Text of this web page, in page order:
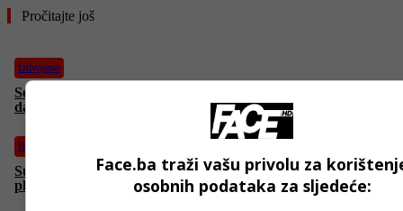
Pročitajte još
Izdvojeno
Severina povodom smrti Halida Bešlića: “Malo je, malo
dana…”
BiH
Sutra u Sarajevu okupljanje u čast Halida Bešlića: “Da
plačemo i pjevamo…”
Face.ba traži vašu privolu za
osobnih podataka za sljedeće: